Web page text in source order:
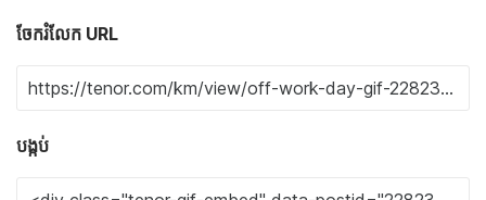
ចែករំលែក URL
បង្កប់